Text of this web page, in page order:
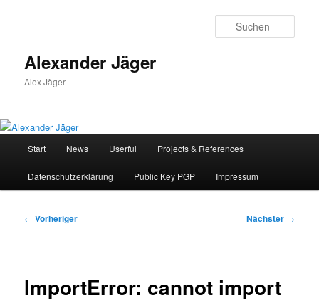
Alexander Jäger
Alex Jäger
Start News Userful Projects & References
Datenschutzerklärung Public Key PGP Impressum
Beitragsnavigation
← Vorheriger Nächster →
ImportError: cannot import